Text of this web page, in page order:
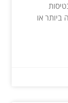
ביותר או